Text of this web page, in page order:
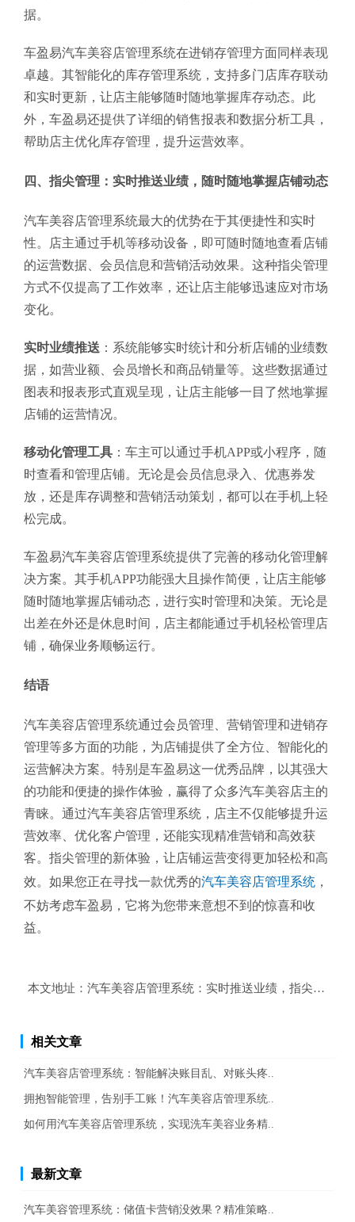
据。
车盈易汽车美容店管理系统在进销存管理方面同样表现
卓越。其智能化的库存管理系统，支持多门店库存联动
和实时更新，让店主能够随时随地掌握库存动态。此
外，车盈易还提供了详细的销售报表和数据分析工具，
帮助店主优化库存管理，提升运营效率。
四、指尖管理：实时推送业绩，随时随地掌握店铺动态
汽车美容店管理系统最大的优势在于其便捷性和实时
性。店主通过手机等移动设备，即可随时随地查看店铺
的运营数据、会员信息和营销活动效果。这种指尖管理
方式不仅提高了工作效率，还让店主能够迅速应对市场
变化。
实时业绩推送 ：系统能够实时统计和分析店铺的业绩数
据，如营业额、会员增长和商品销量等。这些数据通过
图表和报表形式直观呈现，让店主能够一目了然地掌握
店铺的运营情况。
移动化管理工具 ：车主可以通过手机APP或小程序，随
时查看和管理店铺。无论是会员信息录入、优惠券发
放，还是库存调整和营销活动策划，都可以在手机上轻
松完成。
车盈易汽车美容店管理系统提供了完善的移动化管理解
决方案。其手机APP功能强大且操作简便，让店主能够
随时随地掌握店铺动态，进行实时管理和决策。无论是
出差在外还是休息时间，店主都能通过手机轻松管理店
铺，确保业务顺畅运行。
结语
汽车美容店管理系统通过会员管理、营销管理和进销存
管理等多方面的功能，为店铺提供了全方位、智能化的
运营解决方案。特别是车盈易这一优秀品牌，以其强大
的功能和便捷的操作体验，赢得了众多汽车美容店主的
青睐。通过汽车美容店管理系统，店主不仅能够提升运
营效率、优化客户管理，还能实现精准营销和高效获
客。指尖管理的新体验，让店铺运营变得更加轻松和高
效。如果您正在寻找一款优秀的汽车美容店管理系统 ，
不妨考虑车盈易，它将为您带来意想不到的惊喜和收
益。
本文地址： 汽车美容店管理系统：实时推送业绩，指尖管理店
相关文章
汽车美容店管理系统：智能解决账目乱、对账头疼..
拥抱智能管理，告别手工账！汽车美容店管理系统..
如何用汽车美容店管理系统，实现洗车美容业务精..
最新文章
汽车美容管理系统：储值卡营销没效果？精准策略..